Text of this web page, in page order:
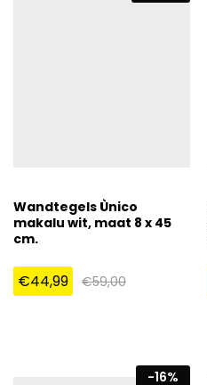
Wandtegels Ùnico
makalu wit, maat 8 x 45
cm.
€44,99 €59,00
-16%